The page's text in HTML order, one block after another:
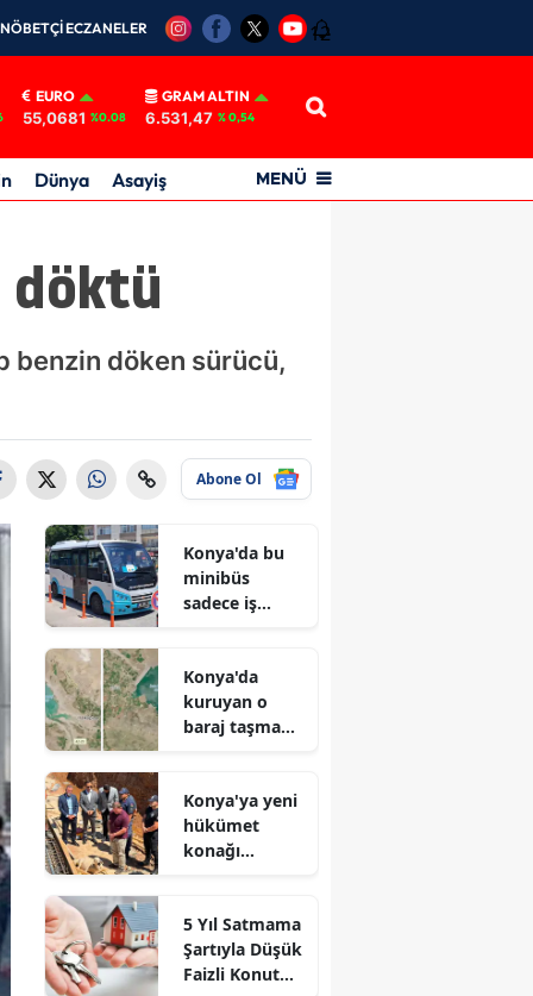
NÖBETÇİ ECZANELER 12
EURO
55,0681 %0.08
GRAM ALTIN
6.531,47 % 0,54
Dünya Asayiş MENÜ
döktü
benzin döken sürücü,
Abone Ol
Konya'da bu
minibüs
sadece iş
Konya'da
kuruyan o
baraj taşma
Konya'ya yeni
hükümet
konağı
5 Yıl Satmama
Şartıyla Düşük
Faizli Konut